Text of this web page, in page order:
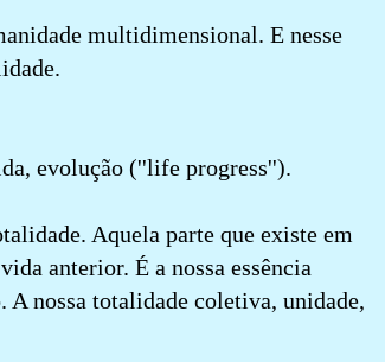
multidimensional. E nesse
evolução (''life progress'').
Aquela parte que existe em
anterior. É a nossa essência
A nossa totalidade coletiva, unidade,